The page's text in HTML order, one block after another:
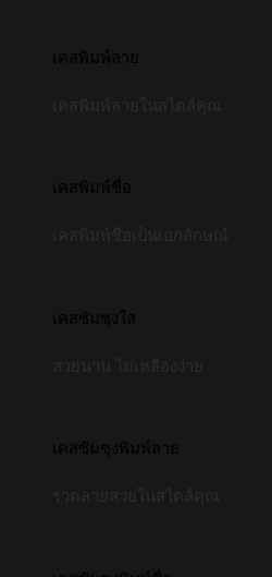
เคสพิมพ์ลาย
เคสพิมพ์ชื่อ
เคสซัมซุงใส
เคสซัมซุงพิมพ์ลาย